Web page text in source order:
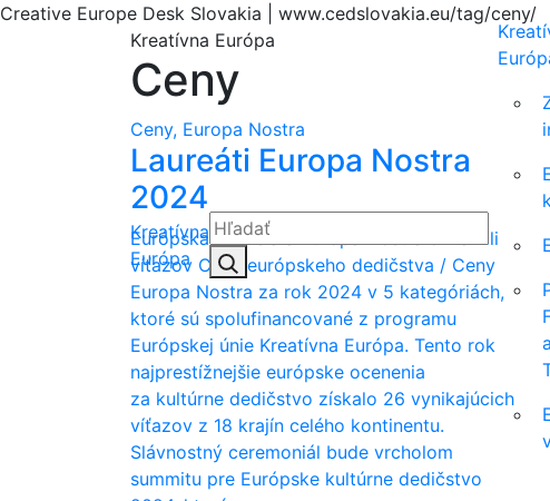
Creative Europe Desk Slovakia | www.cedslovakia.eu/tag/ceny/
Kreatívna
Európa
Hľadať:Hľadať
Kreatívna Európa
Ceny
Ceny, Europa Nostra
Laureáti Europa Nostra
2024
Európska komisia a Europa Nostra oznámili
víťazov Ceny európskeho dedičstva / Ceny
Europa Nostra za rok 2024 v 5 kategóriách,
ktoré sú spolufinancované z programu
Európskej únie Kreatívna Európa. Tento rok
najprestížnejšie európske ocenenia
za kultúrne dedičstvo získalo 26 vynikajúcich
víťazov z 18 krajín celého kontinentu.
Slávnostný ceremoniál bude vrcholom
summitu pre Európske kultúrne dedičstvo